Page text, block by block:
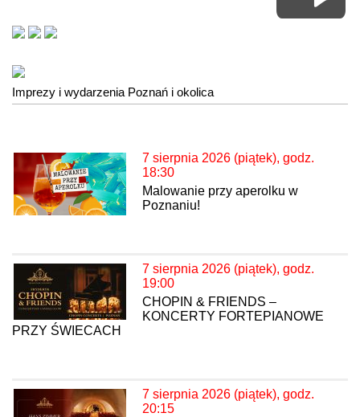
Imprezy i wydarzenia Poznań i okolica
7 sierpnia 2026 (piątek), godz.
18:30
Malowanie przy aperolku w
Poznaniu!
7 sierpnia 2026 (piątek), godz.
19:00
CHOPIN & FRIENDS –
KONCERTY FORTEPIANOWE
PRZY ŚWIECACH
7 sierpnia 2026 (piątek), godz.
20:15